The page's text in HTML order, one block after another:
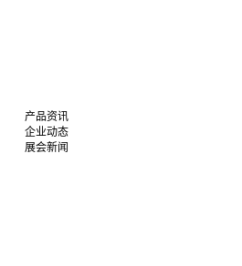
产品资讯
企业动态
展会新闻